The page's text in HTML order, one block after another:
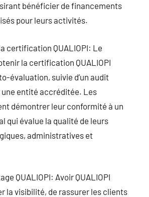
bénéficier de financements
pour leurs activités.
certification QUALIOPI: Le
la certification QUALIOPI
évaluation, suivie d’un audit
entité accréditée. Les
démontrer leur conformité à un
qui évalue la qualité de leurs
administratives et
QUALIOPI: Avoir QUALIOPI
la visibilité, de rassurer les clients